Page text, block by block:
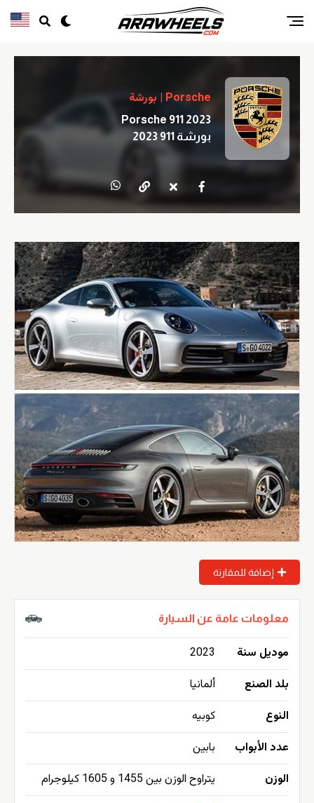
Porsche | بورشة
Porsche 911 2023
بورشة 911 2023
إضافة للمقارنة
معلومات عامة عن السيارة
موديل سنة
2023
بلد الصنع
ألمانيا
النوع
كوبيه
عدد الأبواب
بابين
الوزن
يتراوح الوزن بين 1455 و 1605 كيلوجرام